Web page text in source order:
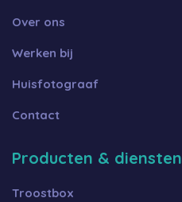
Over ons
Werken bij
Huisfotograaf
Contact
Producten & diensten
Troostbox